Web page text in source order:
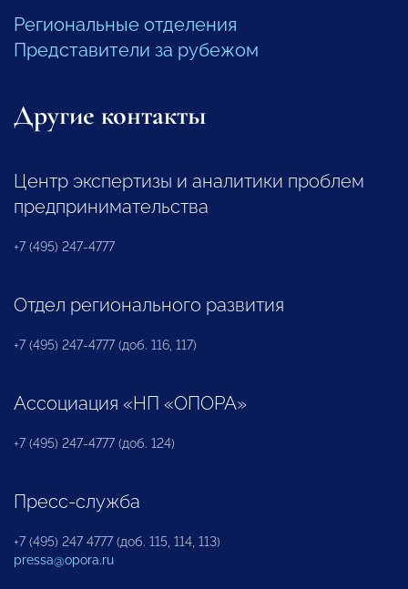
Региональные отделения
Представители за рубежом
Другие контакты
Центр экспертизы и аналитики проблем
предпринимательства
+7 (495) 247-4777
Отдел регионального развития
+7 (495) 247-4777 (доб. 116, 117)
Ассоциация «НП «ОПОРА»
+7 (495) 247-4777 (доб. 124)
Пресс-служба
+7 (495) 247 4777 (доб. 115, 114, 113)
pressa@opora.ru